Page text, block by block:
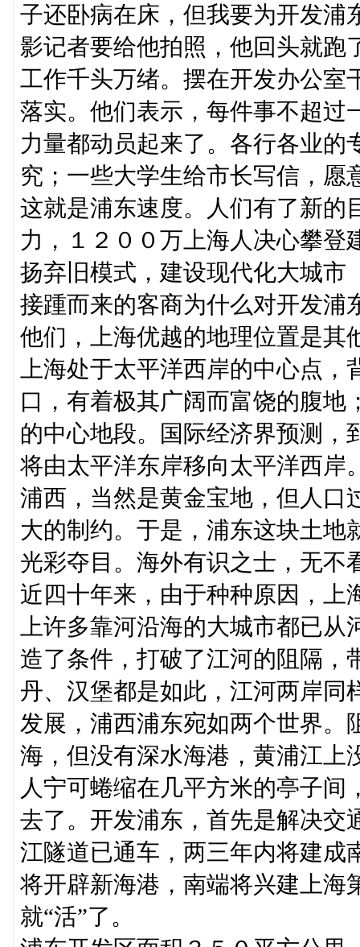
子还卧病在床，但我要为开发浦
影记者要给他拍照，他回头就跑
工作千头万绪。摆在开发办公室
落实。他们表示，每件事不超过
力量都动员起来了。各行各业的
究；一些大学生给市长写信，愿
这就是浦东速度。人们有了新的
力，１２００万上海人决心攀登
扬弃旧模式，建设现代化大城市
接踵而来的客商为什么对开发浦
他们，上海优越的地理位置是其
上海处于太平洋西岸的中心点
口，有着极其广阔而富饶的腹地
的中心地段。国际经济界预测，
将由太平洋东岸移向太平洋西岸
浦西，当然是黄金宝地，但人口
大的制约。于是，浦东这块土地
光彩夺目。海外有识之士，无不
近四十年来，由于种种原因，上
上许多靠河沿海的大城市都已
造了条件，打破了江河的阻隔，
丹、汉堡都是如此，江河两岸同
发展，浦西浦东宛如两个世界。
海，但没有深水海港，黄浦江上
人宁可蜷缩在几平方米的亭子
去了。开发浦东，首先是解决交
江隧道已通车，两三年内将建成
将开辟新海港，南端将兴建上海
就“活”了。